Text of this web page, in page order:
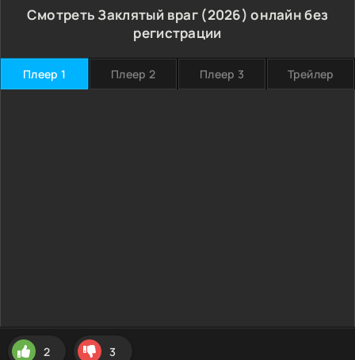
Смотреть Заклятый враг (2026) онлайн без
регистрации
Плеер 1 Плеер 2 Плеер 3 Трейлер
2 3